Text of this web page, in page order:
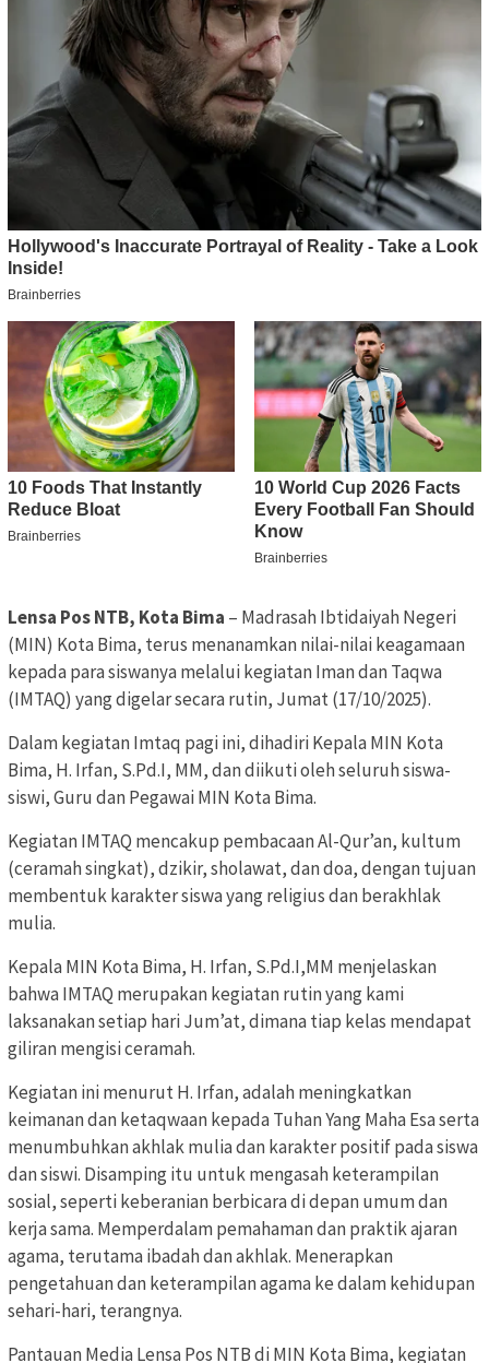
Lensa Pos NTB, Kota Bima – Madrasah Ibtidaiyah Negeri
(MIN) Kota Bima, terus menanamkan nilai-nilai keagamaan
kepada para siswanya melalui kegiatan Iman dan Taqwa
(IMTAQ) yang digelar secara rutin, Jumat (17/10/2025).
Dalam kegiatan Imtaq pagi ini, dihadiri Kepala MIN Kota
Bima, H. Irfan, S.Pd.I, MM, dan diikuti oleh seluruh siswa-
siswi, Guru dan Pegawai MIN Kota Bima.
Kegiatan IMTAQ mencakup pembacaan Al-Qur’an, kultum
(ceramah singkat), dzikir, sholawat, dan doa, dengan tujuan
membentuk karakter siswa yang religius dan berakhlak
mulia.
Kepala MIN Kota Bima, H. Irfan, S.Pd.I,MM menjelaskan
bahwa IMTAQ merupakan kegiatan rutin yang kami
laksanakan setiap hari Jum’at, dimana tiap kelas mendapat
giliran mengisi ceramah.
Kegiatan ini menurut H. Irfan, adalah meningkatkan
keimanan dan ketaqwaan kepada Tuhan Yang Maha Esa serta
menumbuhkan akhlak mulia dan karakter positif pada siswa
dan siswi. Disamping itu untuk mengasah keterampilan
sosial, seperti keberanian berbicara di depan umum dan
kerja sama. Memperdalam pemahaman dan praktik ajaran
agama, terutama ibadah dan akhlak. Menerapkan
pengetahuan dan keterampilan agama ke dalam kehidupan
sehari-hari, terangnya.
Pantauan Media Lensa Pos NTB di MIN Kota Bima, kegiatan